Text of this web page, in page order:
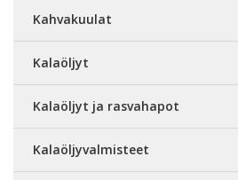
Kahvakuulat
Kalaöljyt
Kalaöljyt ja rasvahapot
Kalaöljyvalmisteet